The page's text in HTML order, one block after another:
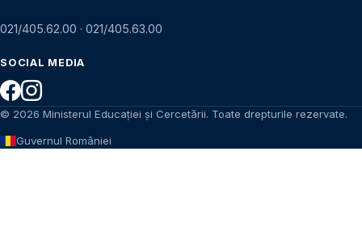
021/405.62.00 · 021/405.63.00
SOCIAL MEDIA
© 2026 Ministerul Educației și Cercetării. Toate drepturile rezervate.
Guvernul României